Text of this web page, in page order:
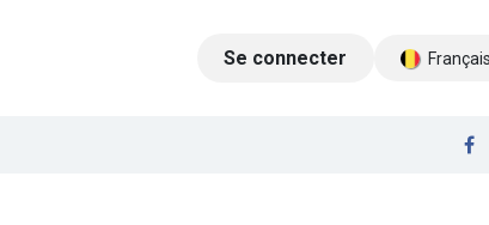
CONTACT
Se connecter